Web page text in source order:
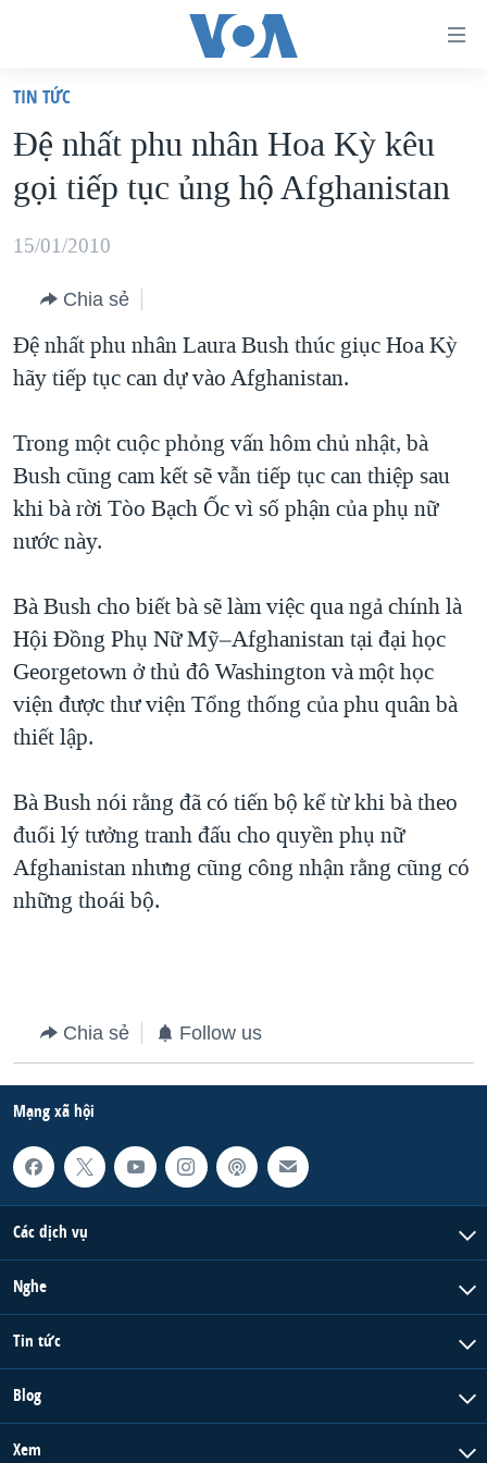
truy
cập
Tới
dung
chính
điều
hướng
Đi
tới
"Tìm"
VIỆT NAM
HOA KỲ
BIỂN ĐÔNG
BLOG
DIỄN ĐÀN
MỤC
TỰ DO BÁO CHÍ
VẠCH TRẦN TIN GIẢ
NGƯỜI VIỆT HẢI NGOẠI
ĐỜI SỐNG
KHOA HỌC
SỨC KHOẺ
VĂN HOÁ
THỂ THAO
CHUYÊN ĐỀ
CHIẾN TRANH THƯƠNG MẠI CỦA MỸ: QUÁ KHỨ VÀ HIỆN
HÀNH TRÌNH BẦU CỬ 2024
GIẢI MÃ VÀNH ĐAI & CON ĐƯỜNG
NGÀY TỊ NẠN THẾ GIỚI
TRỊNH VĨNH BÌNH - NGƯỜI HẠ 'BÊN THẮNG CUỘC'
GROUND ZERO – XƯA VÀ NAY
CÁC GIÁ TRỊ CỘNG HÒA Ở VIỆT NAM
THƯỢNG ĐỈNH TRUMP-KIM TẠI VIỆT NAM
TRỊNH VĨNH BÌNH VS. CHÍNH PHỦ VIỆT NAM
HỌC TIẾNG ANH
VIDEO
NGHE
MẠNG XÃ HỘI
Ngôn ngữ khác
TIN TỨC
Ðệ nhất phu nhân Hoa Kỳ kêu
gọi tiếp tục ủng hộ Afghanistan
15/01/2010
Chia sẻ
Đệ nhất phu nhân Laura Bush thúc giục Hoa Kỳ
hãy tiếp tục can dự vào Afghanistan.
Trong một cuộc phỏng vấn hôm chủ nhật, bà
Bush cũng cam kết sẽ vẫn tiếp tục can thiệp sau
khi bà rời Tòo Bạch Ốc vì số phận của phụ nữ
nước này.
Bà Bush cho biết bà sẽ làm việc qua ngả chính là
Hội Đồng Phụ Nữ Mỹ–Afghanistan tại đại học
Georgetown ở thủ đô Washington và một học
viện được thư viện Tổng thống của phu quân bà
thiết lập.
Bà Bush nói rằng đã có tiến bộ kể từ khi bà theo
đuổi lý tưởng tranh đấu cho quyền phụ nữ
Afghanistan nhưng cũng công nhận rằng cũng có
những thoái bộ.
Chia sẻ Follow us
Mạng xã hội
Các dịch vụ
Nghe
Tin tức
Blog
Xem